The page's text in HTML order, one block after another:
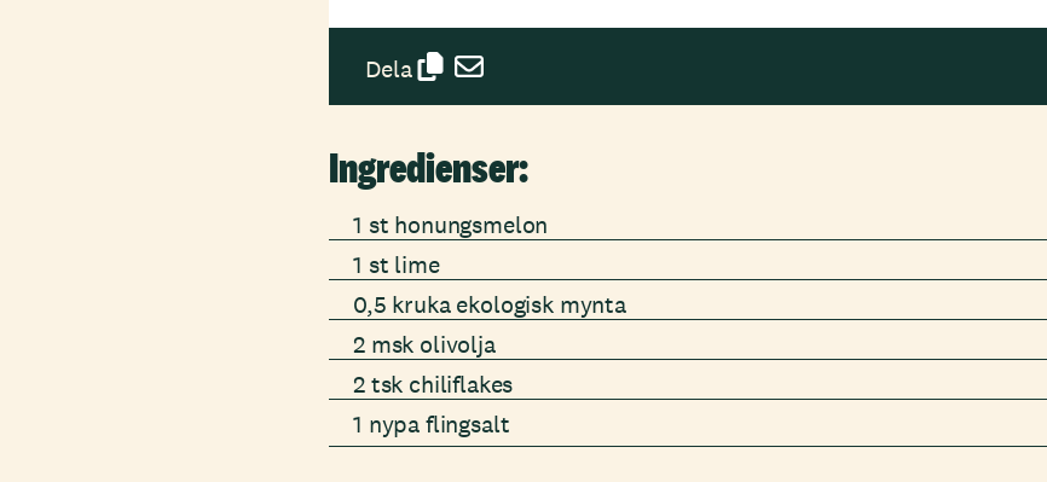
Dela
Ingredienser:
1 st honungsmelon
1 st lime
0,5 kruka ekologisk mynta
2 msk olivolja
2 tsk chiliflakes
1 nypa flingsalt